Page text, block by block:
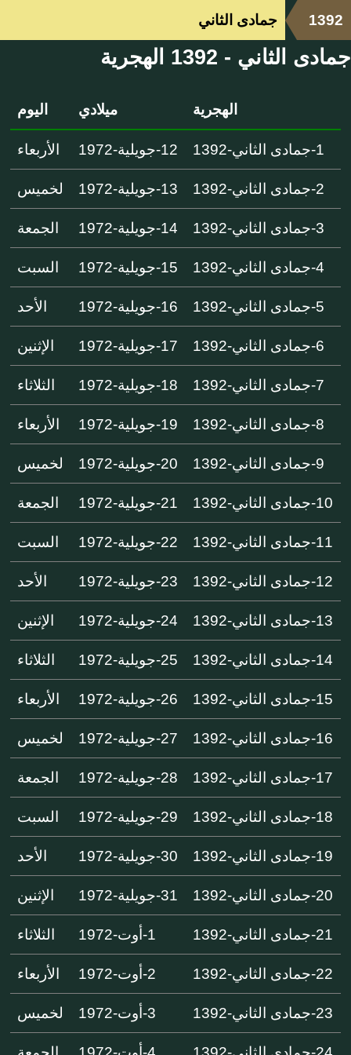
1392 جمادى الثاني
جمادى الثاني - 1392 الهجرية
الهجرية ميلادي اليوم
1-جمادى الثاني-1392 12-جويلية-1972 الأربعاء
2-جمادى الثاني-1392 13-جويلية-1972 لخميس
3-جمادى الثاني-1392 14-جويلية-1972 الجمعة
4-جمادى الثاني-1392 15-جويلية-1972 السبت
5-جمادى الثاني-1392 16-جويلية-1972 الأحد
6-جمادى الثاني-1392 17-جويلية-1972 الإثنين
7-جمادى الثاني-1392 18-جويلية-1972 الثلاثاء
8-جمادى الثاني-1392 19-جويلية-1972 الأربعاء
9-جمادى الثاني-1392 20-جويلية-1972 لخميس
10-جمادى الثاني-1392 21-جويلية-1972 الجمعة
11-جمادى الثاني-1392 22-جويلية-1972 السبت
12-جمادى الثاني-1392 23-جويلية-1972 الأحد
13-جمادى الثاني-1392 24-جويلية-1972 الإثنين
14-جمادى الثاني-1392 25-جويلية-1972 الثلاثاء
15-جمادى الثاني-1392 26-جويلية-1972 الأربعاء
16-جمادى الثاني-1392 27-جويلية-1972 لخميس
17-جمادى الثاني-1392 28-جويلية-1972 الجمعة
18-جمادى الثاني-1392 29-جويلية-1972 السبت
19-جمادى الثاني-1392 30-جويلية-1972 الأحد
20-جمادى الثاني-1392 31-جويلية-1972 الإثنين
21-جمادى الثاني-1392 1-أوت-1972 الثلاثاء
22-جمادى الثاني-1392 2-أوت-1972 الأربعاء
23-جمادى الثاني-1392 3-أوت-1972 لخميس